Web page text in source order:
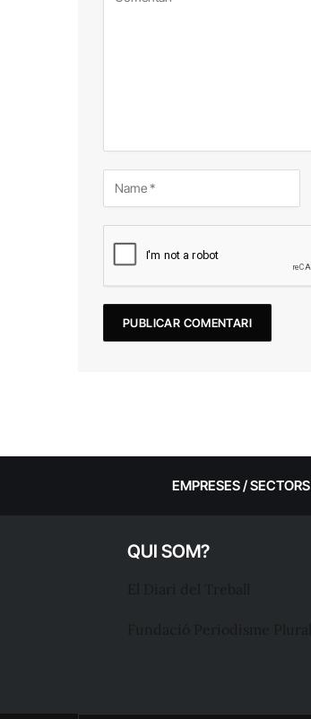
EMPRESES / SECTORS
QUI SOM?